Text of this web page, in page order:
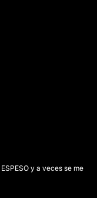
y a veces se me